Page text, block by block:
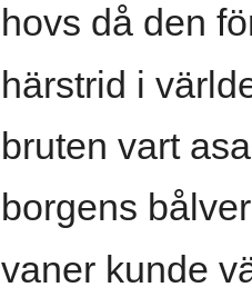
hovs då den
härstrid i
bruten vart
borgens
vaner kunde